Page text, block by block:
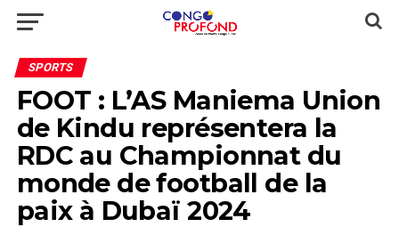
SPORTS
FOOT : L’AS Maniema Union
de Kindu représentera la
RDC au Championnat du
monde de football de la
paix à Dubaï 2024